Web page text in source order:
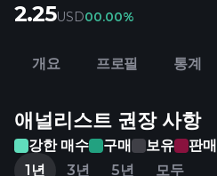
2.25USD00.00%
개요 프로필 통계
애널리스트 권장 사항
강한 매수
구매 보유 판매
1년
3년 5년 모두